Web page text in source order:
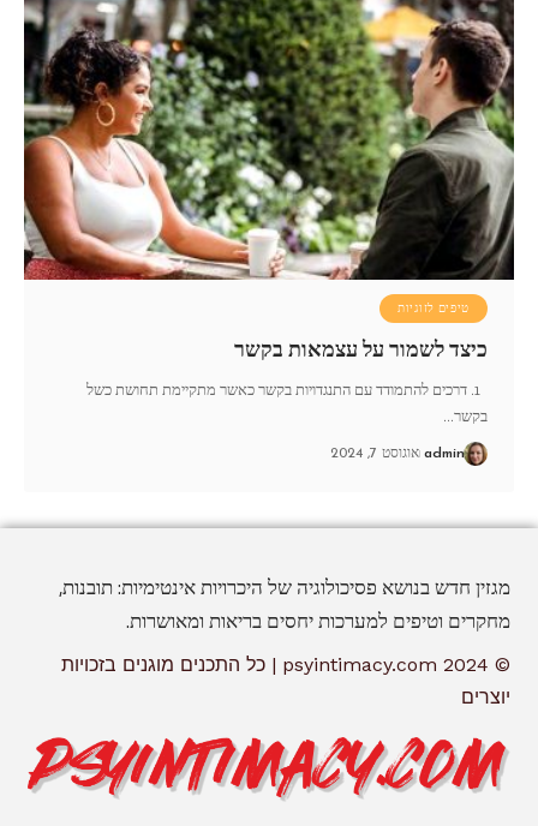
טיפים לזוגיות
כיצד לשמור על עצמאות בקשר
1. דרכים להתמודד עם התנגדויות בקשר כאשר מתקיימת תחושת כשל
בקשר…
admin אוגוסט 7, 2024
מגזין חדש בנושא פסיכולוגיה של היכרויות אינטימיות: תובנות,
מחקרים וטיפים למערכות יחסים בריאות ומאושרות.
© 2024 psyintimacy.com | כל התכנים מוגנים בזכויות
יוצרים